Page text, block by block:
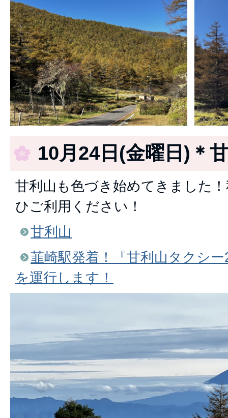
10月24日(金曜日)＊
甘利山も色づき始めてきました
ひご利用ください！
甘利山
韮崎駅発着！『甘利山タクシ
を運行します！